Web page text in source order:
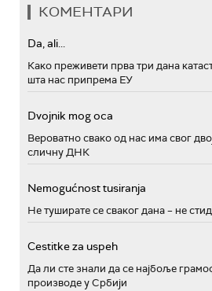
КОМЕНТАРИ
Da, ali...
Како преживети прва три дана
шта нас припрема ЕУ
Dvojnik mog oca
Вероватно свако од нас има свог
сличну ДНК
Nemogućnost tusiranja
Не туширате се сваког дана – не
Cestitke za uspeh
Да ли сте знали да се најбоље
производе у Србији